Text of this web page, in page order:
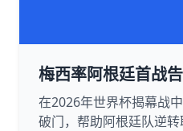
梅西率阿根廷首战
在2026年世界杯揭幕战
破门，帮助阿根廷队逆转